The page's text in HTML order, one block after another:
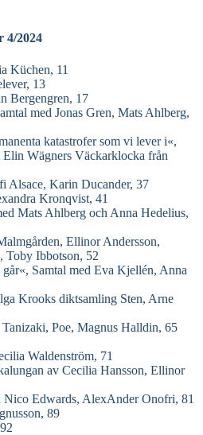
4/2024
Küchen, 11
13
Bergengren, 17
med Jonas Gren, Mats Ahlberg,
katastrofer som vi lever i«,
Wägners Väckarklocka från
Alsace, Karin Ducander, 37
Kronqvist, 41
Mats Ahlberg och Anna Hedelius,
Ellinor Andersson,
Toby Ibbotson, 52
Samtal med Eva Kjellén, Anna
Krooks diktsamling Sten, Arne
Poe, Magnus Halldin, 65
Waldenström, 71
av Cecilia Hansson, Ellinor
Nico Edwards, AlexAnder Onofri, 81
89